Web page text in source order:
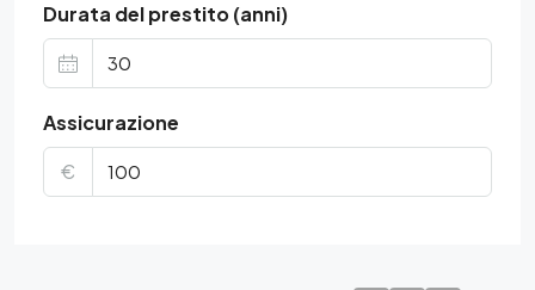
Durata del prestito (anni)
Assicurazione
€